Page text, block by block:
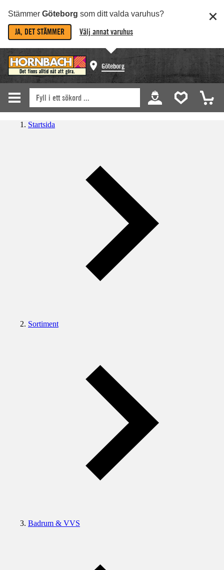
Stämmer Göteborg som ditt valda varuhus?
JA, DET STÄMMER Välj annat varuhus
Göteborg
Startsida
Sortiment
Badrum & VVS